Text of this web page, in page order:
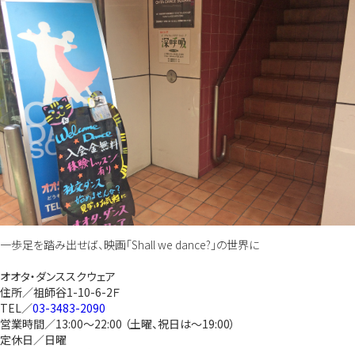
一歩足を踏み出せば、映画「Shall we dance?」の世界に
オオタ・ダンススクウェア
住所／祖師谷1-10-6-2Ｆ
TEL／03-3483-2090
営業時間／13:00～22:00 （土曜、祝日は～19:00）
定休日／日曜